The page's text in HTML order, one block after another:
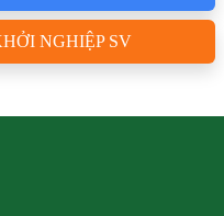
NGHIỆP SV